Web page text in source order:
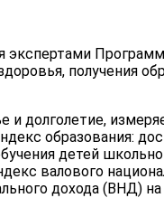
экспертами
получения
долголетие,
образования:
детей
валового
дохода (ВНД)